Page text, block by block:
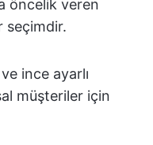
öncelik veren
seçimdir.
ince ayarlı
müşteriler için